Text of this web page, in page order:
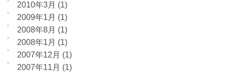
2010年3月 (1)
2009年1月 (1)
2008年8月 (1)
2008年1月 (1)
2007年12月 (1)
2007年11月 (1)